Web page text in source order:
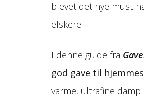
blevet det nye must-
elskere.
I denne guide fra
god gave til
varme, ultrafine